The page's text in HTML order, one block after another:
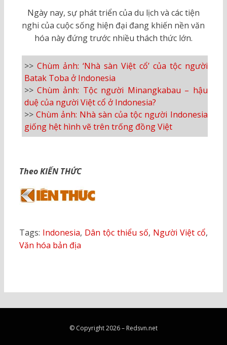
Ngày nay, sự phát triển của du lịch và các tiện
nghi của cuộc sống hiện đại đang khiến nền văn
hóa này đứng trước nhiều thách thức lớn.
>> Chùm ảnh: ‘Nhà sàn Việt cổ’ của tộc người
Batak Toba ở Indonesia
>> Chùm ảnh: Tộc người Minangkabau – hậu
duệ của người Việt cổ ở Indonesia?
>> Chùm ảnh: Nhà sàn của tộc người Indonesia
giống hệt hình vẽ trên trống đồng Việt
Theo KIẾN THỨC
Tags: Indonesia, Dân tộc thiểu số, Người Việt cổ,
Văn hóa bản địa
© Copyright 2026 – Redsvn.net